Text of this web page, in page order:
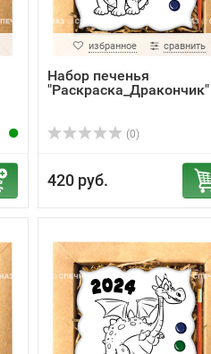
избранное сравнить
Набор печенья
(0)
420 руб.